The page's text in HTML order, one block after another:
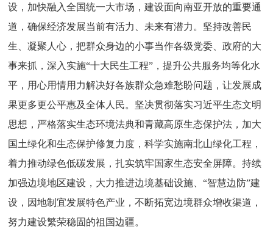
设，加快融入全国统一大市场，建设面向南亚开放的重要通
道，确保经济发展当前有活力、未来有潜力。坚持改善民
生、凝聚人心，把群众身边的小事当作各级党委、政府的大
事来抓，深入实施“十大民生工程”，提升公共服务均等化水
平，用心用情用力解决好各族群众急难愁盼问题，让发展成
果更多更公平惠及全体人民。坚决贯彻落实习近平生态文明
思想，严格落实生态环境法典和青藏高原生态保护法，加大
国土绿化和生态保护修复力度，科学实施南北山绿化工程，
着力推动绿色低碳发展，扎实筑牢国家生态安全屏障。持续
加强边境地区建设，大力推进边境基础设施、“智慧边防”建
设，因地制宜发展特色产业，不断拓宽边境群众增收渠道，
努力建设繁荣稳固的祖国边疆。